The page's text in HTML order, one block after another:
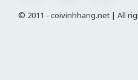
© 2011 - coivinhhang.net | All